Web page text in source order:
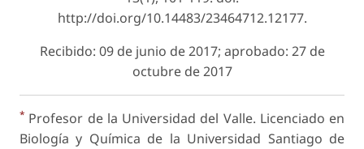
http://doi.org/10.14483/23464712.12177.
Recibido: 09 de junio de 2017; aprobado: 27 de
octubre de 2017
* Profesor de la Universidad del Valle. Licenciado en
Biología y Química de la Universidad Santiago de